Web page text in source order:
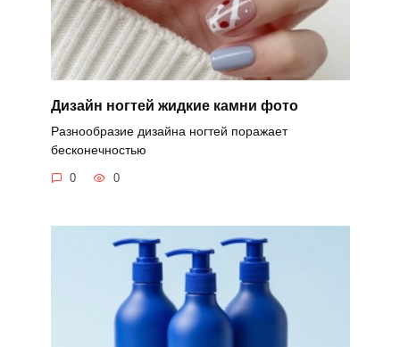
Дизайн ногтей жидкие камни фото
Разнообразие дизайна ногтей поражает
бесконечностью
0 0